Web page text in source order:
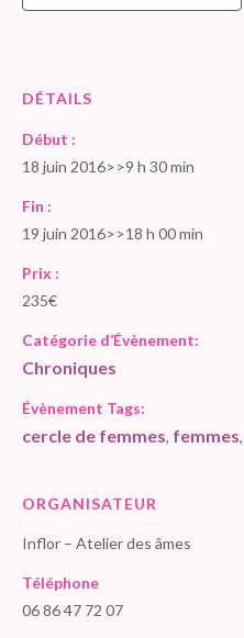
DÉTAILS
Début :
18 juin 2016>>9 h 30 min
Fin :
19 juin 2016>>18 h 00 min
Prix :
235€
Catégorie d’Évènement:
Chroniques
Évènement Tags:
cercle de femmes, femmes,
ORGANISATEUR
Inflor – Atelier des âmes
Téléphone
06 86 47 72 07